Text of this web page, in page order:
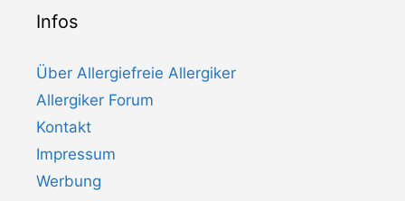
Infos
Über Allergiefreie Allergiker
Allergiker Forum
Kontakt
Impressum
Werbung